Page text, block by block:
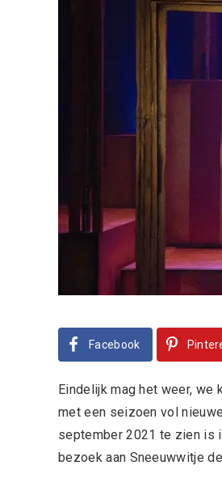
Facebook
Eindelijk mag het weer, we
met een seizoen vol
september 2021 te zien is
bezoek aan Sneeuwwitje